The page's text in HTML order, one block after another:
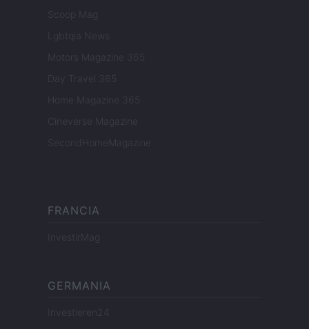
Scoop Mag
Lgbtqia News
Motors Magazine 365
Day Travel 365
Home Magazine 365
Cineverse Magazine
SecondHomeMagazine
FRANCIA
InvestirMag
GERMANIA
Investieren24